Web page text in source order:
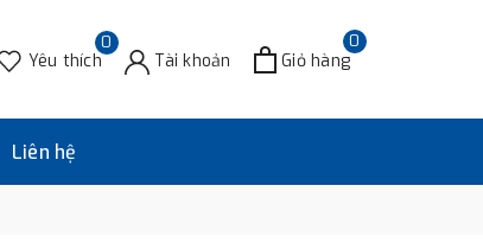
0
Yêu thích Tài khoản
0
Giỏ hàng
Liên hệ